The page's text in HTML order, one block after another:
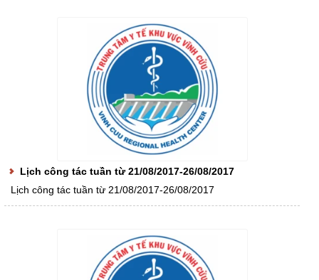
Lịch công tác tuần từ 21/08/2017-26/08/2017
Lịch công tác tuần từ 21/08/2017-26/08/2017